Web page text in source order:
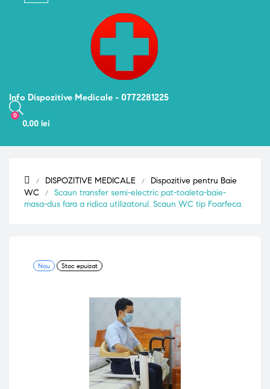
Info Dispozitive Medicale - 0772281225
0
0,00 lei
DISPOZITIVE MEDICALE
Dispozitive pentru Baie
WC
Scaun transfer semi-electric pat-toaleta-baie-
masa-dus fara a ridica utilizatorul. Scaun WC tip Foarfeca.
Nou Stoc epuizat